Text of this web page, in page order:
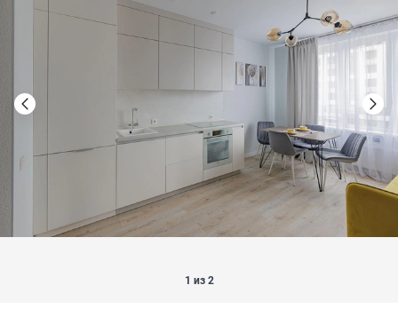
1 из 2